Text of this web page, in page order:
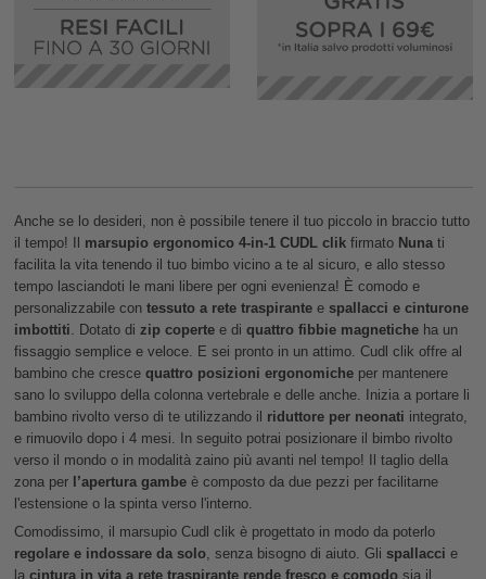
Anche se lo desideri, non è possibile tenere il tuo piccolo in braccio tutto
il tempo! Il
marsupio ergonomico 4-in-1 CUDL clikfirmato Nunati
facilita la vita tenendo il tuo bimbo vicino a te al sicuro, e allo stesso
tempo lasciandoti le mani libere per ogni evenienza! È comodo e
personalizzabile con tessuto a rete traspirantee spallacci e cinturone
imbottiti. Dotato di zip copertee di quattro fibbie magneticheha un
fissaggio semplice e veloce. E sei pronto in un attimo. Cudl clik offre al
bambino che cresce quattro posizioni ergonomiche per mantenere
sano lo sviluppo della colonna vertebrale e delle anche. Inizia a portare li
bambino rivolto verso di te utilizzando il
riduttore per neonati integrato,
e rimuovilo dopo i 4 mesi. In seguito potrai posizionare il bimbo rivolto
verso il mondo o in modalità zaino più avanti nel tempo! Il taglio della
zona per
l’apertura gambe è composto da due pezzi per facilitarne
l'estensione o la spinta verso l'interno.
Comodissimo, il marsupio Cudl clik è progettato in modo da poterlo
regolare e indossare da solo, senza bisogno di aiuto. Gli spallacci e
la cintura in vita a rete traspirante rende fresco e comodo sia il